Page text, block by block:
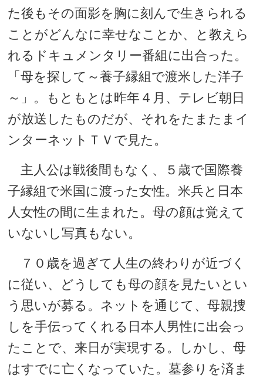
た後もその面影を胸に刻んで生きられる
ことがどんなに幸せなことか、と教えら
れるドキュメンタリー番組に出合った。
「母を探して～養子縁組で渡米した洋子
～」。もともとは昨年４月、テレビ朝日
が放送したものだが、それをたまたまイ
ンターネットＴＶで見た。
主人公は戦後間もなく、５歳で国際養
子縁組で米国に渡った女性。米兵と日本
人女性の間に生まれた。母の顔は覚えて
いないし写真もない。
７０歳を過ぎて人生の終わりが近づく
に従い、どうしても母の顔を見たいとい
う思いが募る。ネットを通じて、母親捜
しを手伝ってくれる日本人男性に出会っ
たことで、来日が実現する。しかし、母
はすでに亡くなっていた。墓参りを済ま